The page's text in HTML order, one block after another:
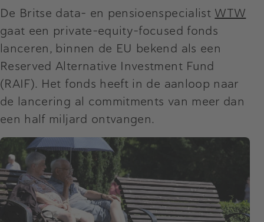
De Britse data- en pensioenspecialist WTW
gaat een private-equity-focused fonds
lanceren, binnen de EU bekend als een
Reserved Alternative Investment Fund
(RAIF). Het fonds heeft in de aanloop naar
de lancering al commitments van meer dan
een half miljard ontvangen.